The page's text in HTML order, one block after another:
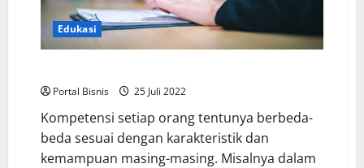
Edukasi
Portal Bisnis 25 Juli 2022
Kompetensi setiap orang tentunya berbeda-
beda sesuai dengan karakteristik dan
kemampuan masing-masing. Misalnya dalam